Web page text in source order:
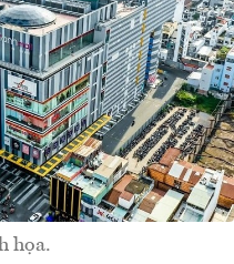
họa.